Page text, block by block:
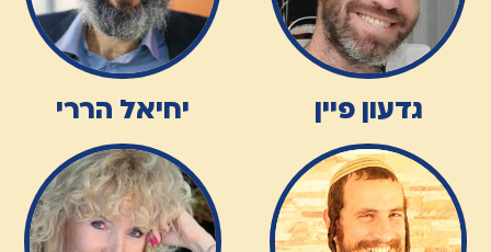
גדעון פיין יחיאל הררי
הצטרפות לפרויקט